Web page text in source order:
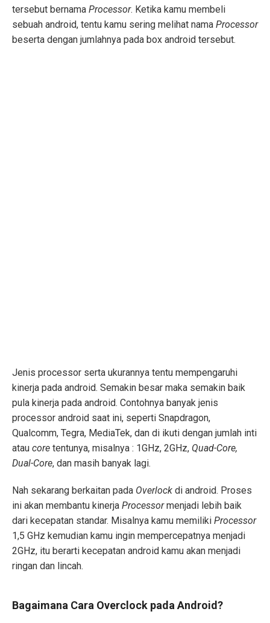
tersebut bernama Processor. Ketika kamu membeli
sebuah android, tentu kamu sering melihat nama Processor
beserta dengan jumlahnya pada box android tersebut.
Jenis processor serta ukurannya tentu mempengaruhi
kinerja pada android. Semakin besar maka semakin baik
pula kinerja pada android. Contohnya banyak jenis
processor android saat ini, seperti Snapdragon,
Qualcomm, Tegra, MediaTek, dan di ikuti dengan jumlah inti
atau core tentunya, misalnya : 1GHz, 2GHz, Quad-Core,
Dual-Core, dan masih banyak lagi.
Nah sekarang berkaitan pada Overlock di android. Proses
ini akan membantu kinerja Processormenjadi lebih baik
dari kecepatan standar. Misalnya kamu memiliki Processor
1,5 GHz kemudian kamu ingin mempercepatnya menjadi
2GHz, itu berarti kecepatan android kamu akan menjadi
ringan dan lincah.
Bagaimana Cara Overclock pada Android?